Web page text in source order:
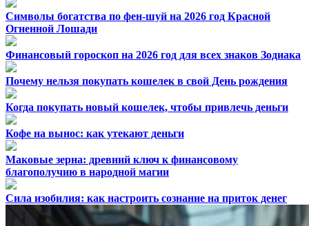
Символы богатства по фен-шуй на 2026 год Красной
Огненной Лошади
Финансовый гороскоп на 2026 год для всех знаков Зодиака
Почему нельзя покупать кошелек в свой День рождения
Когда покупать новый кошелек, чтобы привлечь деньги
Кофе на вынос: как утекают деньги
Маковые зерна: древний ключ к финансовому
благополучию в народной магии
Сила изобилия: как настроить сознание на приток денег